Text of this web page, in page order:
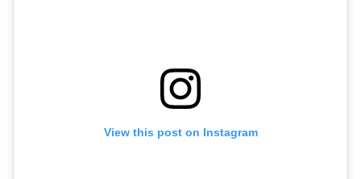
View this post on Instagram